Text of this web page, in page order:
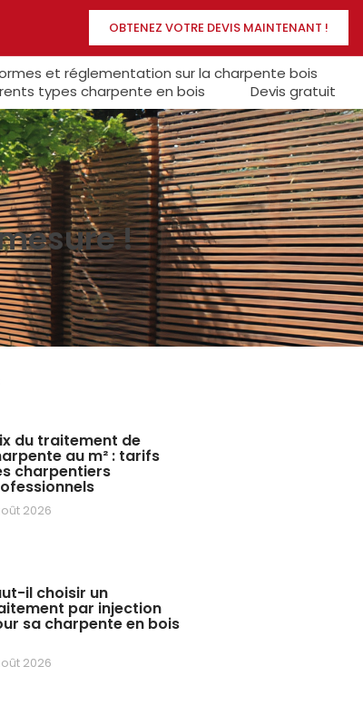
OBTENEZ VOTRE DEVIS MAINTENANT !
et réglementation sur la charpente bois
types charpente en bois
Devis gratuit
!
du traitement de
au m² : tarifs
charpentiers
2026
il choisir un
par injection
sa charpente en bois
2026